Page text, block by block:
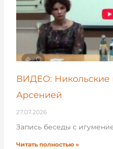
ВИДЕО: Никольские
Арсенией
27.07.2026
Запись беседы с
Читать полностью »